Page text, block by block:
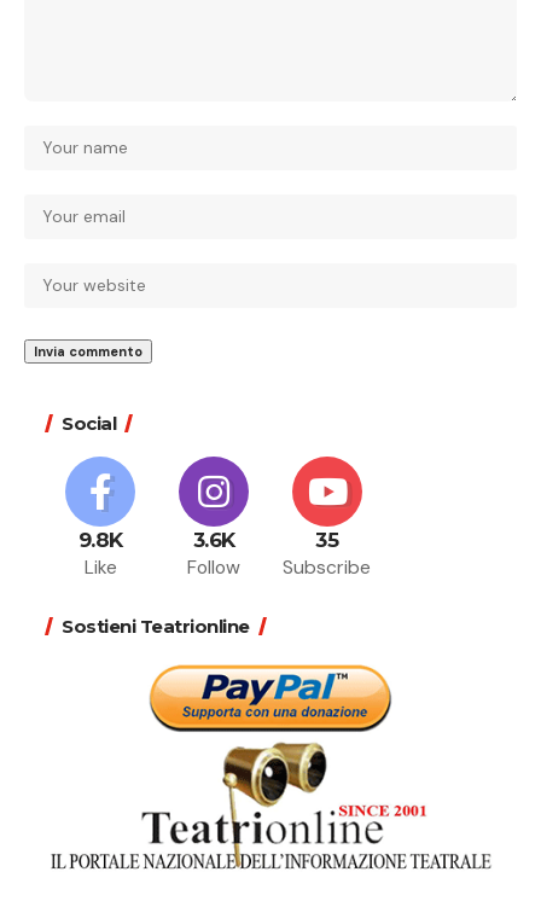
Social
9.8K
Like
3.6K
Follow
35
Subscribe
Sostieni Teatrionline